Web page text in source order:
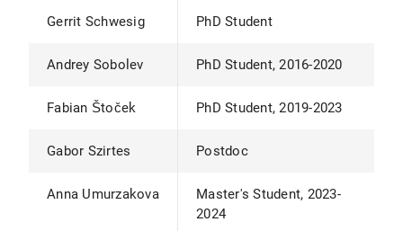
Gerrit Schwesig PhD Student
Andrey Sobolev PhD Student, 2016-2020
Fabian Štoček PhD Student, 2019-2023
Gabor Szirtes Postdoc
Anna Umurzakova
Master's Student, 2023-
2024